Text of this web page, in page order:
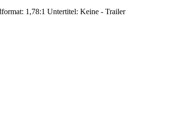
1,78:1 Untertitel: Keine - Trailer